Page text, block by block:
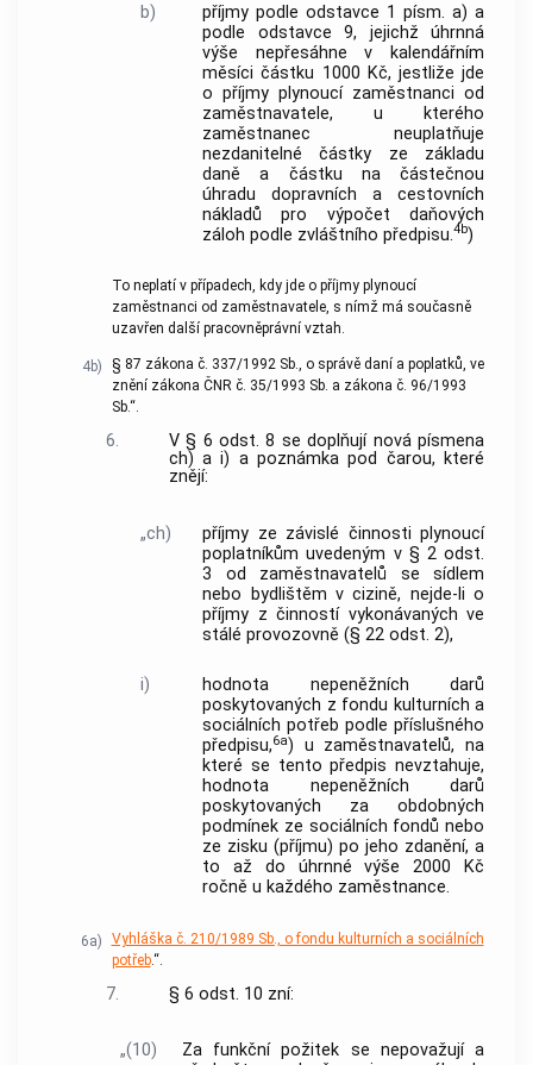
b)
příjmy podle odstavce 1 písm. a) a
podle odstavce 9, jejichž úhrnná
výše nepřesáhne v kalendářním
měsíci částku 1000 Kč, jestliže jde
o příjmy plynoucí zaměstnanci od
zaměstnavatele, u kterého
zaměstnanec neuplatňuje
nezdanitelné částky ze základu
daně a částku na částečnou
úhradu dopravních a cestovních
nákladů pro výpočet daňových
záloh podle zvláštního předpisu.4b)
To neplatí v případech, kdy jde o příjmy plynoucí
zaměstnanci od zaměstnavatele, s nímž má současně
uzavřen další pracovněprávní vztah.
4b)
§ 87 zákona č. 337/1992 Sb., o správě daní a poplatků, ve
znění zákona ČNR č. 35/1993 Sb. a zákona č. 96/1993
Sb.“.
6.
V § 6 odst. 8 se doplňují nová písmena
ch) a i) a poznámka pod čarou, které
znějí:
„ch)
příjmy ze závislé činnosti plynoucí
poplatníkům uvedeným v § 2 odst.
3 od zaměstnavatelů se sídlem
nebo bydlištěm v cizině, nejde-li o
příjmy z činností vykonávaných ve
stálé provozovně (§ 22 odst. 2),
i)
hodnota nepeněžních darů
poskytovaných z fondu kulturních a
sociálních potřeb podle příslušného
předpisu,6a) u zaměstnavatelů, na
které se tento předpis nevztahuje,
hodnota nepeněžních darů
poskytovaných za obdobných
podmínek ze sociálních fondů nebo
ze zisku (příjmu) po jeho zdanění, a
to až do úhrnné výše 2000 Kč
ročně u každého zaměstnance.
6a)
Vyhláška č. 210/1989 Sb., o fondu kulturních a sociálních
potřeb.“.
7. § 6 odst. 10 zní:
„(10)
Za funkční požitek se nepovažují a